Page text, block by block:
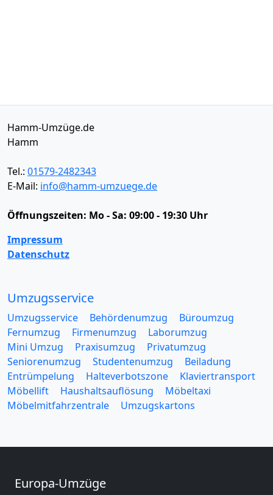
Hamm-Umzüge.de
Hamm
Tel.: 01579-2482343
E-Mail: info@hamm-umzuege.de
Öffnungszeiten: Mo - Sa: 09:00 - 19:30 Uhr
Impressum
Datenschutz
Umzugsservice
Umzugsservice Behördenumzug
Büroumzug
Fernumzug
Firmenumzug
Laborumzug
Mini Umzug
Praxisumzug
Privatumzug
Seniorenumzug
Studentenumzug
Beiladung
Entrümpelung
Halteverbotszone
Klaviertransport
Möbellift
Haushaltsauflösung
Möbeltaxi
Möbelmitfahrzentrale
Umzugskartons
Europa-Umzüge